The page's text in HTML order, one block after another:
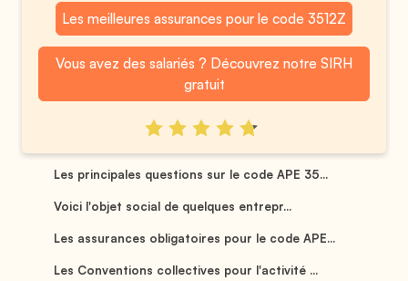
Les meilleures assurances pour le code 3512Z
Vous avez des salariés ? Découvrez notre SIRH
gratuit
Les principales questions sur le code APE 35...
Voici l'objet social de quelques entrepr...
Les assurances obligatoires pour le code APE...
Les Conventions collectives pour l'activité ...